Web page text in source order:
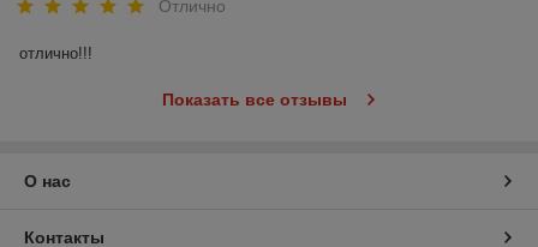
Отлично
отлично!!!
Показать все отзывы
О нас
Контакты